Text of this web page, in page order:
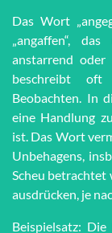
Das Wort
„angaffen“,
anstarrend
beschreibt oft
Beobachten. In
eine Handlung
ist. Das Wort
Unbehagens,
Scheu betrachtet
ausdrücken, je
Beispielsatz: